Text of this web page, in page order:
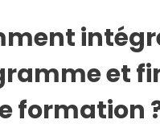
et
formation